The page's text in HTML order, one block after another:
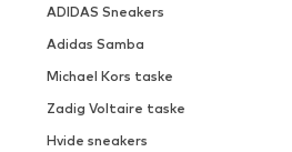
ADIDAS Sneakers
Adidas Samba
Michael Kors taske
Zadig Voltaire taske
Hvide sneakers